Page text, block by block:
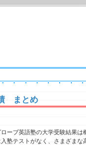
まとめ
ーブ英語塾の大学受験結果は
塾テストがなく、さまざま